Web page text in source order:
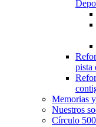
pista
Memorias
Nuestros
Círculo 500